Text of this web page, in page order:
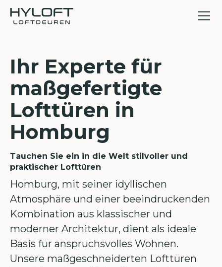
Ihr Experte für
maßgefertigte
Lofttüren in
Homburg
Tauchen Sie ein in die Welt stilvoller und
praktischer Lofttüren
Homburg, mit seiner idyllischen
Atmosphäre und einer beeindruckenden
Kombination aus klassischer und
moderner Architektur, dient als ideale
Basis für anspruchsvolles Wohnen.
Unsere maßgeschneiderten Lofttüren